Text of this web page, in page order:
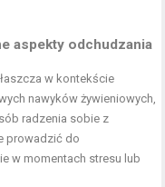
aspekty odchudzania
w kontekście
nawyków żywieniowych,
radzenia sobie z
prowadzić do
w momentach stresu lub